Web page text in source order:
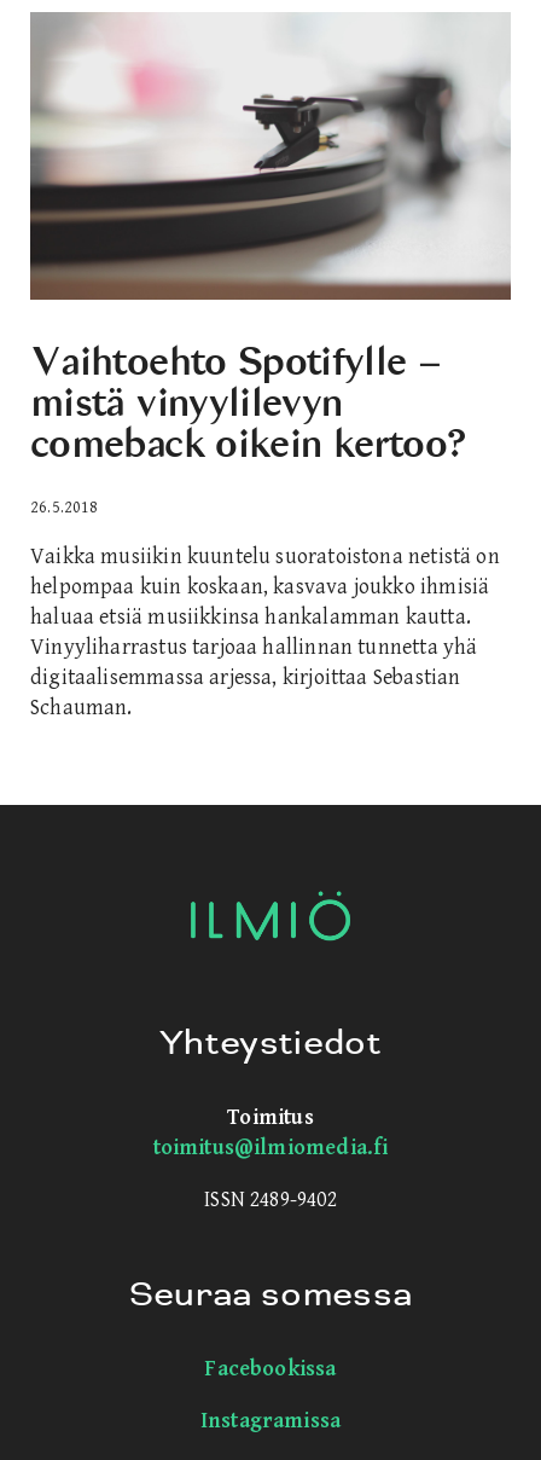
Vaihtoehto Spotifylle –
mistä vinyylilevyn
comeback oikein kertoo?
26.5.2018
Vaikka musiikin kuuntelu suoratoistona netistä on
helpompaa kuin koskaan, kasvava joukko ihmisiä
haluaa etsiä musiikkinsa hankalamman kautta.
Vinyyliharrastus tarjoaa hallinnan tunnetta yhä
digitaalisemmassa arjessa, kirjoittaa Sebastian
Schauman.
Yhteystiedot
Toimitus
toimitus@ilmiomedia.fi
ISSN 2489-9402
Seuraa somessa
Facebookissa
Instagramissa